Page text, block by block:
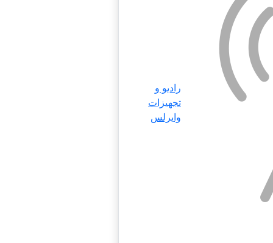
رادیو و
تجهیزات
وایرلس